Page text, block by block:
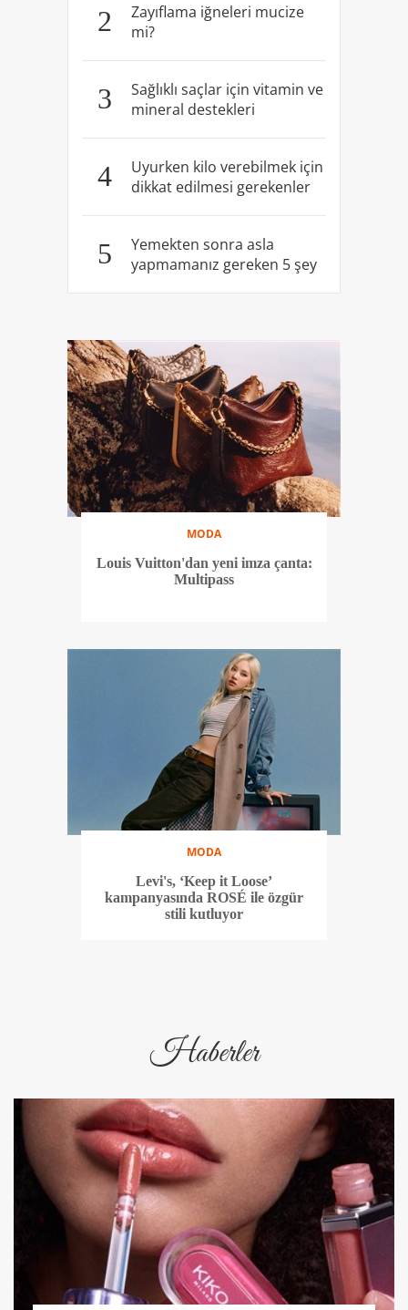
2
Zayıflama iğneleri mucize
mi?
3
Sağlıklı saçlar için vitamin ve
mineral destekleri
4
Uyurken kilo verebilmek için
dikkat edilmesi gerekenler
5
Yemekten sonra asla
yapmamanız gereken 5 şey
MODA
Louis Vuitton'dan yeni imza çanta:
Multipass
MODA
Levi's, ‘Keep it Loose’
kampanyasında ROSÉ ile özgür
stili kutluyor
Haberler